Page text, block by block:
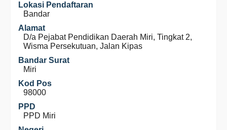
Lokasi Pendaftaran
Bandar
Alamat
D/a Pejabat Pendidikan Daerah Miri, Tingkat 2,
Wisma Persekutuan, Jalan Kipas
Bandar Surat
Miri
Kod Pos
98000
PPD
PPD Miri